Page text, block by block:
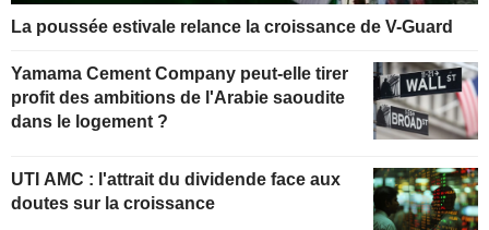
La poussée estivale relance la croissance de V-Guard
Yamama Cement Company peut-elle tirer
profit des ambitions de l'Arabie saoudite
dans le logement ?
UTI AMC : l'attrait du dividende face aux
doutes sur la croissance